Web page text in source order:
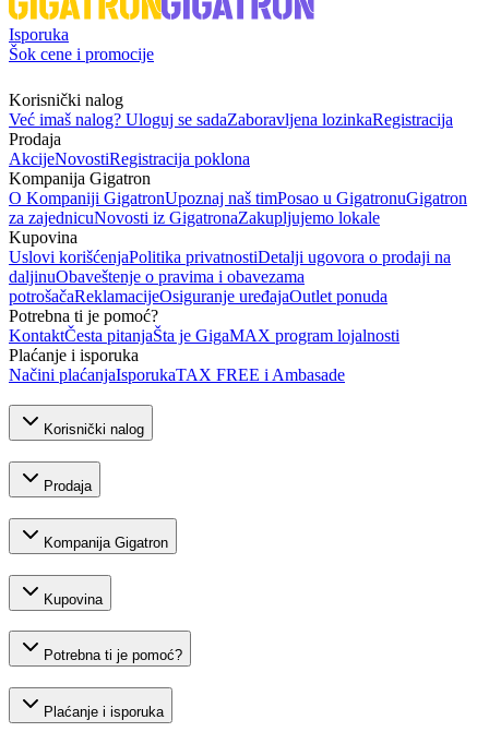
Isporuka
Šok cene i promocije
Korisnički nalog
Već imaš nalog? Uloguj se sadaZaboravljena lozinkaRegistracija
Prodaja
AkcijeNovostiRegistracija poklona
Kompanija Gigatron
O Kompaniji GigatronUpoznaj naš timPosao u GigatronuGigatron
za zajednicuNovosti iz GigatronaZakupljujemo lokale
Kupovina
Uslovi korišćenjaPolitika privatnostiDetalji ugovora o prodaji na
daljinuObaveštenje o pravima i obavezama
potrošačaReklamacijeOsiguranje uređajaOutlet ponuda
Potrebna ti je pomoć?
KontaktČesta pitanjaŠta je GigaMAX program lojalnosti
Plaćanje i isporuka
Načini plaćanjaIsporukaTAX FREE i Ambasade
Korisnički nalog
Prodaja
Kompanija Gigatron
Kupovina
Potrebna ti je pomoć?
Plaćanje i isporuka